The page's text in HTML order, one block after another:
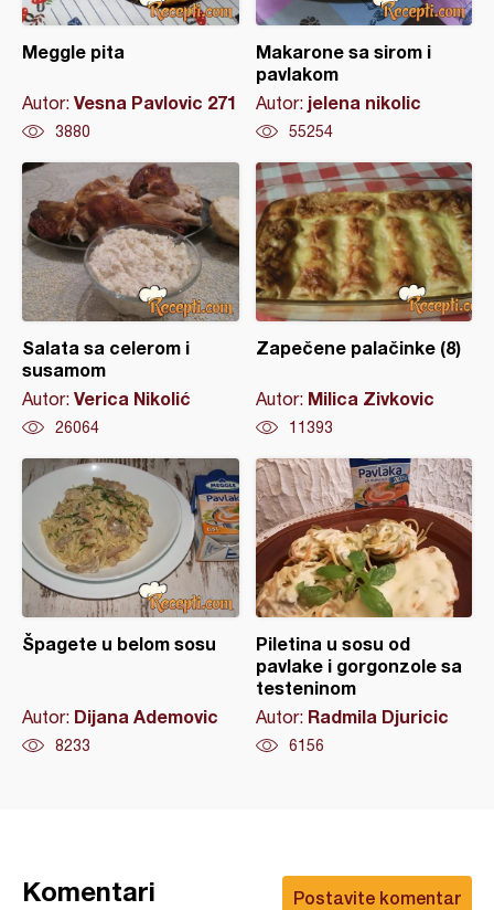
Meggle pita
Autor: Vesna Pavlovic 271
3880
Makarone sa sirom i
pavlakom
Autor: jelena nikolic
55254
Salata sa celerom i
susamom
Autor: Verica Nikolić
26064
Zapečene palačinke (8)
Autor: Milica Zivkovic
11393
Špagete u belom sosu
Autor: Dijana Ademovic
8233
Piletina u sosu od
pavlake i gorgonzole sa
testeninom
Autor: Radmila Djuricic
6156
Postavite komentar
Komentari